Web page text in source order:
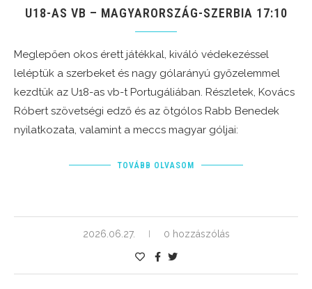
U18-AS VB – MAGYARORSZÁG-SZERBIA 17:10
Meglepően okos érett játékkal, kiváló védekezéssel
leléptük a szerbeket és nagy gólarányú győzelemmel
kezdtük az U18-as vb-t Portugáliában. Részletek, Kovács
Róbert szövetségi edző és az ötgólos Rabb Benedek
nyilatkozata, valamint a meccs magyar góljai:
TOVÁBB OLVASOM
2026.06.27. 0 hozzászólás